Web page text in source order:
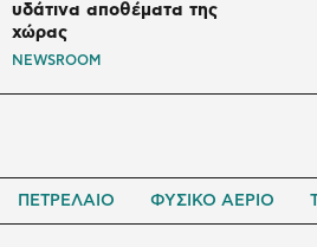
υδάτινα αποθέματα της
χώρας
NEWSROOM
ΠΕΤΡΕΛΑΙΟ ΦΥΣΙΚΟ ΑΕΡΙΟ